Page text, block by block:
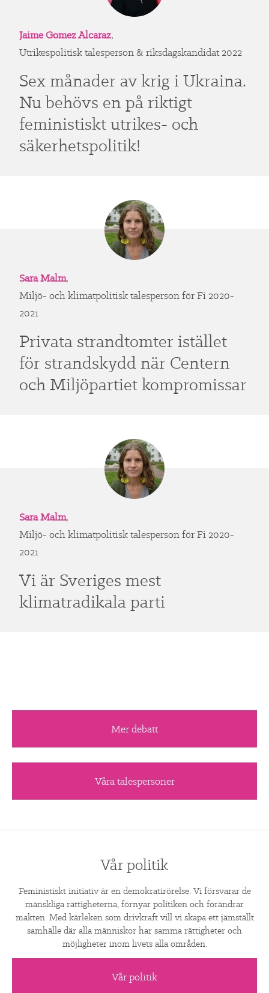
Jaime Gomez Alcaraz,
Utrikespolitisk talesperson & riksdagskandidat 2022
Sex månader av krig i Ukraina.
Nu behövs en på riktigt
feministiskt utrikes- och
säkerhetspolitik!
Sara Malm,
Miljö- och klimatpolitisk talesperson för Fi 2020-
2021
Privata strandtomter istället
för strandskydd när Centern
och Miljöpartiet kompromissar
Sara Malm,
Miljö- och klimatpolitisk talesperson för Fi 2020-
2021
Vi är Sveriges mest
klimatradikala parti
Mer debatt
Våra talespersoner
Vår politik
Feministiskt initiativ är en demokratirörelse. Vi försvarar de
mänskliga rättigheterna, förnyar politiken och förändrar
makten. Med kärleken som drivkraft vill vi skapa ett jämställt
samhälle där alla människor har samma rättigheter och
möjligheter inom livets alla områden.
Vår politik